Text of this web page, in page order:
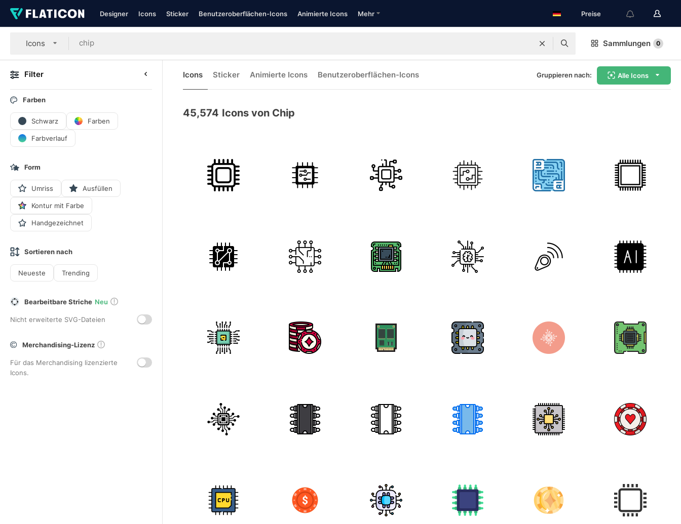
Designer Icons Sticker Benutzeroberflächen-Icons Animierte Icons Mehr Preise
Icons Sammlungen 0
Filter
Farben
Schwarz Farben
Farbverlauf
Form
Umriss Ausfüllen
Kontur mit Farbe
Handgezeichnet
Sortieren nach
Neueste Trending
Bearbeitbare Striche Neu
Nicht erweiterte SVG-Dateien
Merchandising-Lizenz
Für das Merchandising lizenzierte
Icons.
Icons Sticker Animierte Icons Benutzeroberflächen-Icons Gruppieren nach: Alle Icons
45,574 Icons von Chip